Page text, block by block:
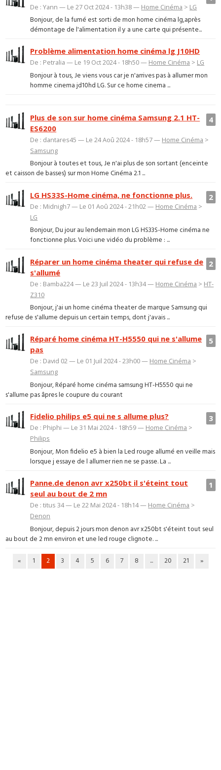
De : Yann — Le 27 Oct 2024 - 13h38 — Home Cinéma > LG
Bonjour, de la fumé est sorti de mon home cinéma lg,après
démontage de l'alimentation il y a une carte qui présente...
Problème alimentation home cinéma lg J10HD
De : Petralia — Le 19 Oct 2024 - 18h50 — Home Cinéma > LG
Bonjour à tous, Je viens vous car je n'arrives pas à allumer mon
homme cinema jd10hd LG. Sur ce home cinema ...
4
Plus de son sur home cinéma Samsung 2.1 HT-
ES6200
De : dantares45 — Le 24 Aoû 2024 - 18h57 — Home Cinéma >
Samsung
Bonjour à toutes et tous, Je n'ai plus de son sortant (enceinte
et caisson de basses) sur mon Home Cinéma 2.1 ...
2
LG HS33S-Home cinéma, ne fonctionne plus.
De : Midnigh7 — Le 01 Aoû 2024 - 21h02 — Home Cinéma >
LG
Bonjour, Du jour au lendemain mon LG HS33S-Home cinéma ne
fonctionne plus. Voici une vidéo du problème : ...
2
Réparer un home cinéma theater qui refuse de
s'allumé
De : Bamba224 — Le 23 Juil 2024 - 13h34 — Home Cinéma > HT-
Z310
Bonjour, j'ai un home cinéma theater de marque Samsung qui
refuse de s'allume depuis un certain temps, dont j'avais ...
5
Réparé home cinéma HT-H5550 qui ne s'allume
pas
De : David 02 — Le 01 Juil 2024 - 23h00 — Home Cinéma >
Samsung
Bonjour, Réparé home cinéma samsung HT-H5550 qui ne
s'allume pas âpres le coupure du courant
3
Fidelio philips e5 qui ne s allume plus?
De : Phiphi — Le 31 Mai 2024 - 18h59 — Home Cinéma >
Philips
Bonjour, Mon fidelio e5 à bien la Led rouge allumé en veille mais
lorsque j essaye de l allumer rien ne se passe. La ...
1
Panne.de denon avr x250bt il s'éteint tout
seul au bout de 2 mn
De : titus 34 — Le 22 Mai 2024 - 18h14 — Home Cinéma >
Denon
Bonjour, depuis 2 jours mon denon avr x250bt s'éteint tout seul
au bout de 2 mn environ et une led rouge clignote. ...
« 1 2 3 4 5 6 7 8 ... 20 21 »